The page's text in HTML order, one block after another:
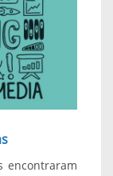
encontraram